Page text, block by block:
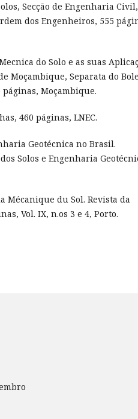
Secção de Engenharia Civil,
dos Engenheiros, 555
do Solo e as suas
Moçambique, Separata do
páginas, Moçambique.
460 páginas, LNEC.
Geotécnica no Brasil.
Solos e Engenharia
Mécanique du Sol. Revista da
Vol. IX, n.os 3 e 4, Porto.